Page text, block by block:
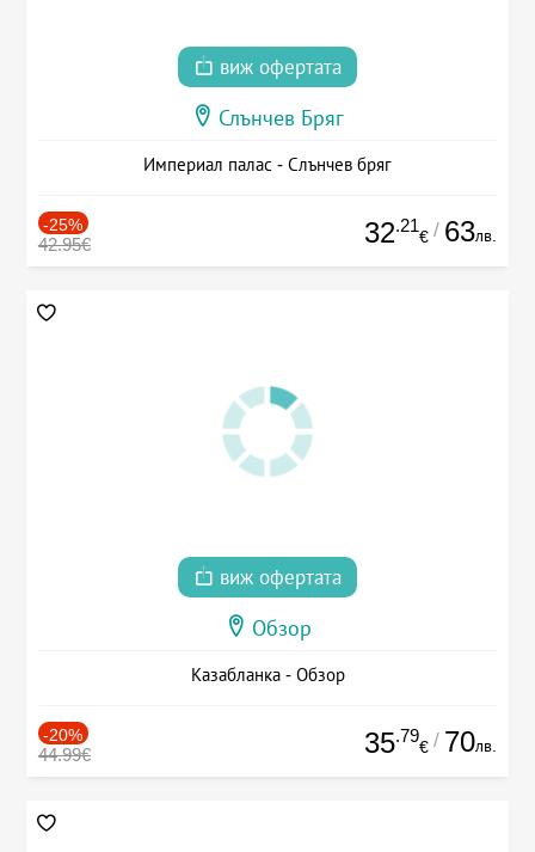
виж офертата
Слънчев Бряг
Империал палас - Слънчев бряг
-25%
42.95€ 32.21
€ / 63лв.
виж офертата
Обзор
Казабланка - Обзор
-20%
44.99€ 35.79
€ / 70лв.